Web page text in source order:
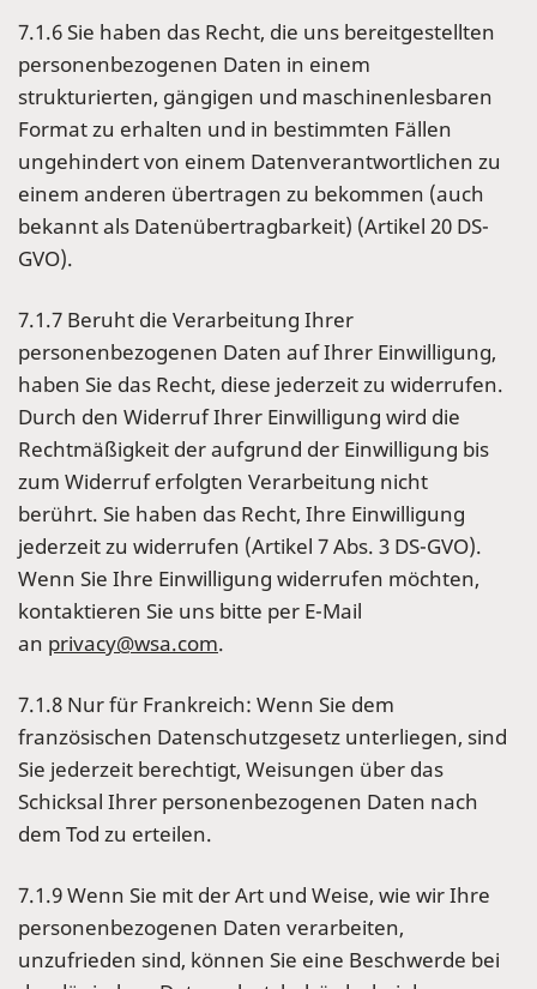
7.1.6 Sie haben das Recht, die uns bereitgestellten
personenbezogenen Daten in einem
strukturierten, gängigen und maschinenlesbaren
Format zu erhalten und in bestimmten Fällen
ungehindert von einem Datenverantwortlichen zu
einem anderen übertragen zu bekommen (auch
bekannt als Datenübertragbarkeit) (Artikel 20 DS-
GVO).
7.1.7 Beruht die Verarbeitung Ihrer
personenbezogenen Daten auf Ihrer Einwilligung,
haben Sie das Recht, diese jederzeit zu widerrufen.
Durch den Widerruf Ihrer Einwilligung wird die
Rechtmäßigkeit der aufgrund der Einwilligung bis
zum Widerruf erfolgten Verarbeitung nicht
berührt. Sie haben das Recht, Ihre Einwilligung
jederzeit zu widerrufen (Artikel 7 Abs. 3 DS-GVO).
Wenn Sie Ihre Einwilligung widerrufen möchten,
kontaktieren Sie uns bitte per E-Mail
an privacy@wsa.com.
7.1.8 Nur für Frankreich: Wenn Sie dem
französischen Datenschutzgesetz unterliegen, sind
Sie jederzeit berechtigt, Weisungen über das
Schicksal Ihrer personenbezogenen Daten nach
dem Tod zu erteilen.
7.1.9 Wenn Sie mit der Art und Weise, wie wir Ihre
personenbezogenen Daten verarbeiten,
unzufrieden sind, können Sie eine Beschwerde bei